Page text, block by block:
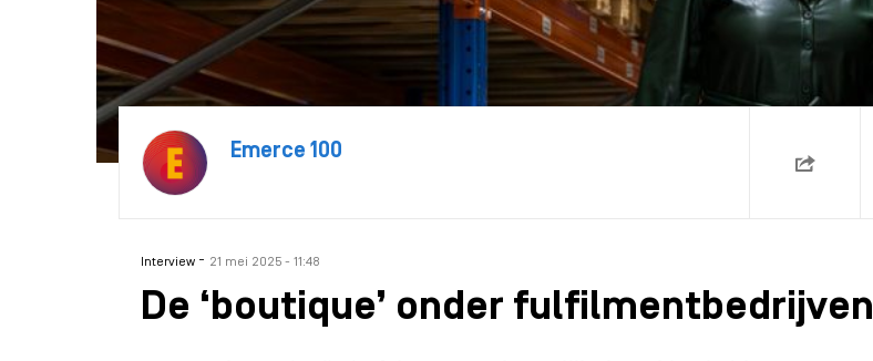
Emerce 100
Interview - 21 mei 2025 - 11:48
De ‘boutique’ onder fulfilmentbedrijven